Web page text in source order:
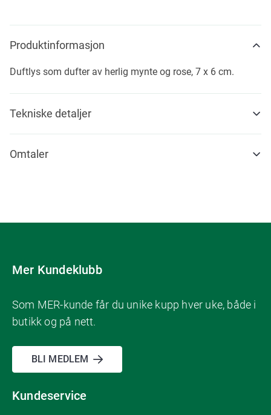
Produktinformasjon
Duftlys som dufter av herlig mynte og rose, 7 x 6 cm.
Tekniske detaljer
Omtaler
Mer Kundeklubb
Som MER-kunde får du unike kupp hver uke, både i
butikk og på nett.
BLI MEDLEM
Kundeservice